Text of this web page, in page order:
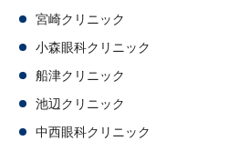
宮崎クリニック
小森眼科クリニック
船津クリニック
池辺クリニック
中西眼科クリニック